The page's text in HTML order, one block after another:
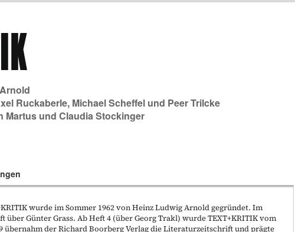
Ruckaberle, Michael Scheffel und Peer Trilcke
Martus und Claudia Stockinger
wurde im Sommer 1962 von Heinz Ludwig Arnold gegründet. Im
über Günter Grass. Ab Heft 4 (über Georg Trakl) wurde TEXT+KRITIK vom
übernahm der Richard Boorberg Verlag die Literaturzeitschrift und prägte